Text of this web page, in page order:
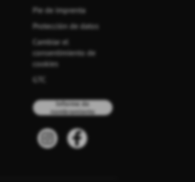
Pie de imprenta
Protección de datos
Cambiar el
consentimiento de
cookies
Informe de
nombramiento